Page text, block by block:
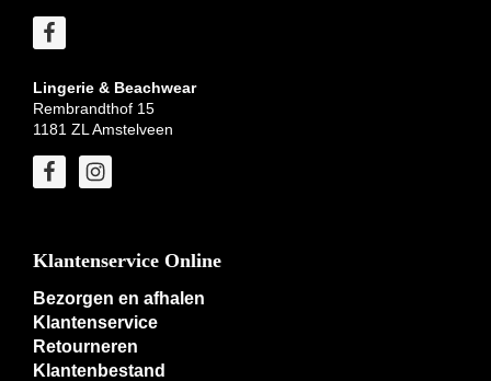
Lingerie & Beachwear
Rembrandthof 15
1181 ZL Amstelveen
Klantenservice Online
Bezorgen en afhalen
Klantenservice
Retourneren
Klantenbestand